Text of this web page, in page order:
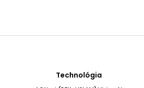
Technológia